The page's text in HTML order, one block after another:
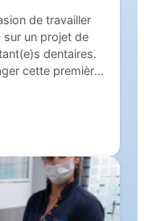
de travailler
sur un projet de
dentaires.
cette première